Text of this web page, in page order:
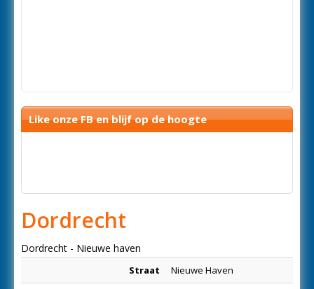
Like onze FB en blijf op de hoogte
Dordrecht
Dordrecht - Nieuwe haven
Straat Nieuwe Haven